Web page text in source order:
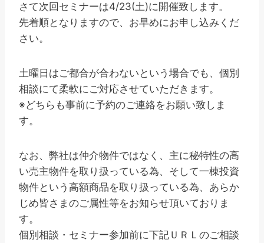
さて次回セミナーは4/23(土)に開催致します。
先着順となりますので、お早めにお申し込みくだ
さい。
土曜日はご都合が合わないという場合でも、個別
相談にて柔軟にご対応させていただきます。
※どちらも事前に予約のご連絡をお願い致しま
す。
なお、弊社は仲介物件ではなく、主に秘特性の高
い売主物件を取り扱っている為、そして一棟投資
物件という高額商品を取り扱っている為、あらか
じめ皆さまのご属性等をお知らせ頂いておりま
す。
個別相談・セミナー参加前に下記ＵＲＬのご相談